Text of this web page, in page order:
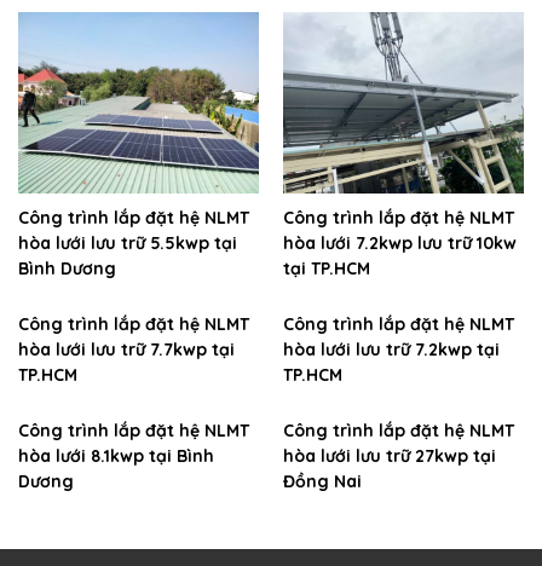
Công trình lắp đặt hệ NLMT
hòa lưới lưu trữ 5.5kwp tại
Bình Dương
Công trình lắp đặt hệ NLMT
hòa lưới 7.2kwp lưu trữ 10kw
tại TP.HCM
Công trình lắp đặt hệ NLMT
hòa lưới lưu trữ 7.7kwp tại
TP.HCM
Công trình lắp đặt hệ NLMT
hòa lưới lưu trữ 7.2kwp tại
TP.HCM
Công trình lắp đặt hệ NLMT
hòa lưới 8.1kwp tại Bình
Dương
Công trình lắp đặt hệ NLMT
hòa lưới lưu trữ 27kwp tại
Đồng Nai